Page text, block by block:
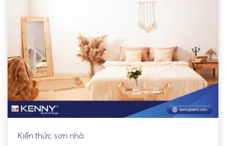
Kiến thức sơn nhà